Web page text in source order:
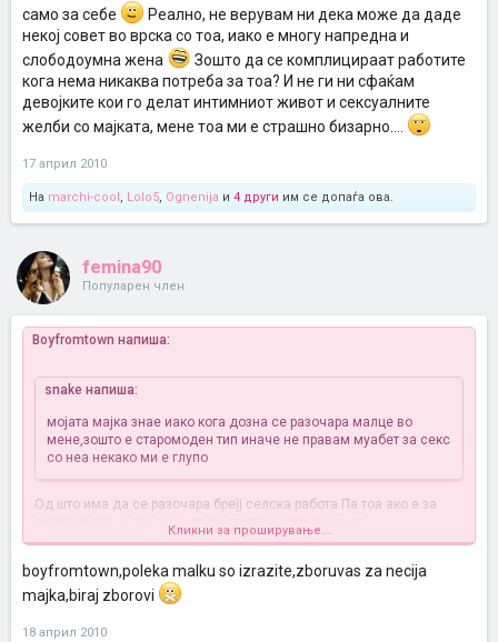
само за себе
Реално, не верувам ни дека може да даде
некој совет во врска со тоа, иако е многу напредна и
слободоумна жена
Зошто да се комплицираат работите
кога нема никаква потреба за тоа? И не ги ни сфаќам
девојките кои го делат интимниот живот и сексуалните
желби со мајката, мене тоа ми е страшно бизарно....
17 април 2010
На marchi-cool, Lolo5, Ognenija и 4 други им се допаѓа ова.
femina90
Популарен член
Boyfromtown напиша:
snake напиша:
мојата мајка знае иако кога дозна се разочара малце во
мене,зошто е старомоден тип иначе не правам муабет за секс
со неа некако ми е глупо
Од што има да се разочара брејј селска работа.Па тоа ако е за
разочарување дај деца да не правиме,дај да не се
жениме,мажиме и слично.
Кликни за проширување...
boyfromtown,poleka malku so izrazite,zboruvas za necija
majka,biraj zborovi
18 април 2010